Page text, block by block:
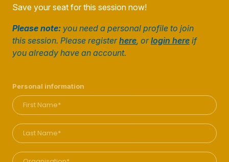
Save your seat for this session now!
Please note: you need a personal profile to join
this session. Please registerhere, orlogin here if
you already have an account.
Personal information